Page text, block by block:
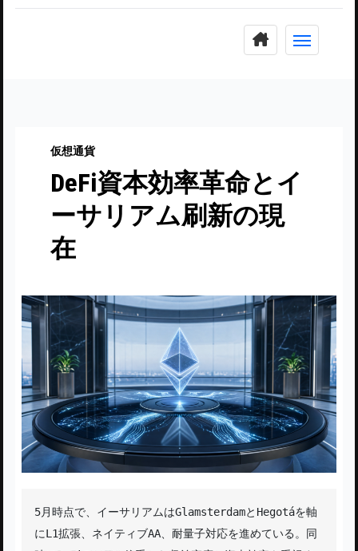
仮想通貨
DeFi資本効率革命とイ
ーサリアム刷新の現
在
5月時点で、イーサリアムはGlamsterdamとHegotáを軸
にL1拡張、ネイティブAA、耐量子対応を進めている。同